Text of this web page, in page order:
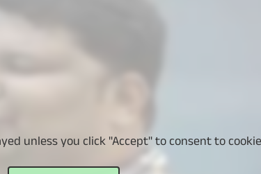
unless you click "Accept" to consent to